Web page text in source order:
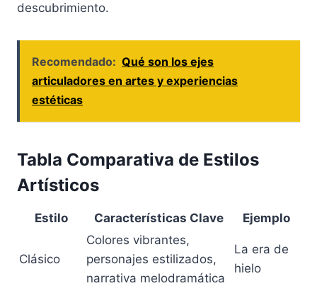
descubrimiento.
Recomendado: Qué son los ejes
articuladores en artes y experiencias
estéticas
Tabla Comparativa de Estilos
Artísticos
Estilo Características Clave Ejemplo
Clásico
Colores vibrantes,
personajes estilizados,
narrativa melodramática
La era de
hielo